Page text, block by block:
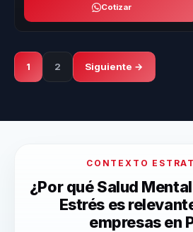
Cotizar
1 2 Siguiente →
CONTEXTO
¿Por qué Salud
Estrés es
empresas en